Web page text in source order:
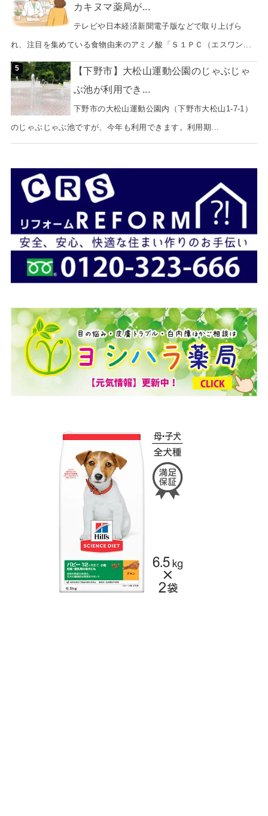
カキヌマ薬局が...
テレビや日本経済新聞電子版などで取り上げら
れ、注目を集めている食物由来のアミノ酸「Ｓ１ＰＣ（エスワン...
【下野市】大松山運動公園のじゃぶじゃ
ぶ池が利用でき...
下野市の大松山運動公園内（下野市大松山1-7-1）
のじゃぶじゃぶ池ですが、今年も利用できます。利用期...